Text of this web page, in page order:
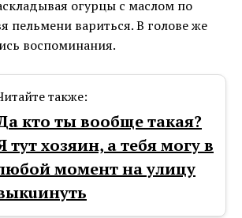
огурцы с маслом по
пельмени вариться. В голове же
воспоминания.
также:
кто ты вообще такая?
тут хозяин, а тебя могу в
момент на улицу